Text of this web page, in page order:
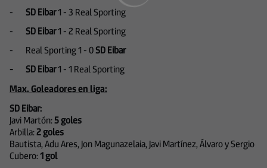
- SD Eibar1 - 3 Real Sporting
- SD Eibar1 - 2 Real Sporting
- Real Sporting 1 - 0SDEibar
- SD Eibar1 - 1 Real Sporting
Max. Goleadores en liga:
SD Eibar:
Javi Martón:5 goles
Arbilla:2 goles
Bautista, Adu Ares, Jon Magunazelaia, Javi Martínez, Álvaro y Sergio
Cubero:1 gol